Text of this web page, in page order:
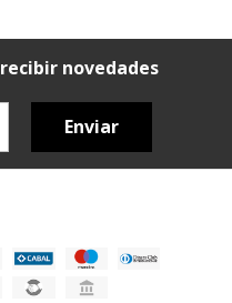
novedades
Enviar